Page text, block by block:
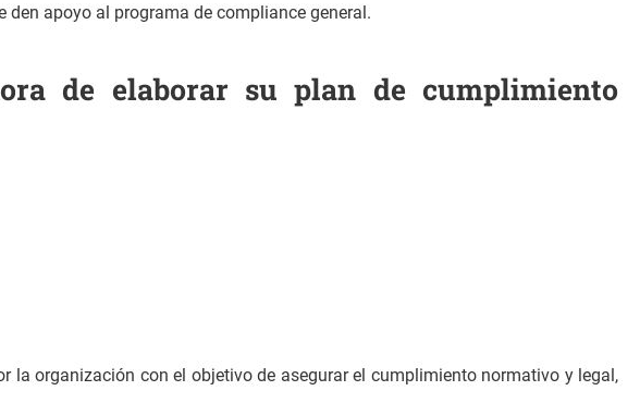
apoyo al programa de compliance general.
de elaborar su plan de cumplimiento
organización con el objetivo de asegurar el cumplimiento normativo y legal,